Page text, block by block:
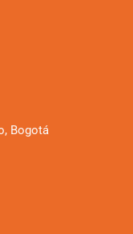
Bogotá